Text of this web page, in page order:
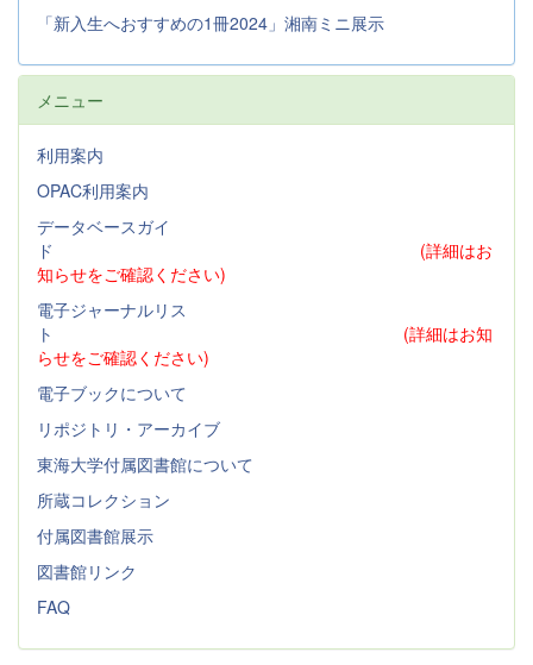
「新入生へおすすめの1冊2024」湘南ミニ展示
メニュー
利用案内
OPAC利用案内
データベースガイ
ド
(詳細はお
知らせをご確認ください)
電子ジャーナルリス
ト
(詳細はお知
らせをご確認ください)
電子ブックについて
リポジトリ・アーカイブ
東海大学付属図書館について
所蔵コレクション
付属図書館展示
図書館リンク
FAQ